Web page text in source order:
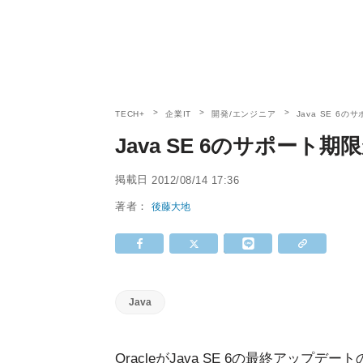
TECH+ 企業IT 開発/エンジニア Java SE 6のサ
Java SE 6のサポート期
掲載日 2012/08/14 17:36
著者：後藤大地
Java
OracleがJava SE 6の最終アップデート